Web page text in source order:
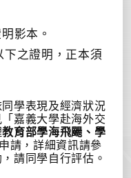
影本。
之證明，正本須
學表現及經濟狀況
嘉義大學赴海外交
教育部學海飛颺、學
請，詳細資訊請參
請同學自行評估。